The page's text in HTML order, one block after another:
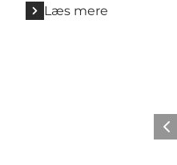
Læs mere